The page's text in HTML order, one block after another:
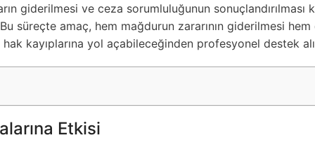
giderilmesi ve ceza sorumluluğunun
süreçte amaç, hem mağdurun zararının giderilmesi
kayıplarına yol açabileceğinden profesyonel destek
Etkisi